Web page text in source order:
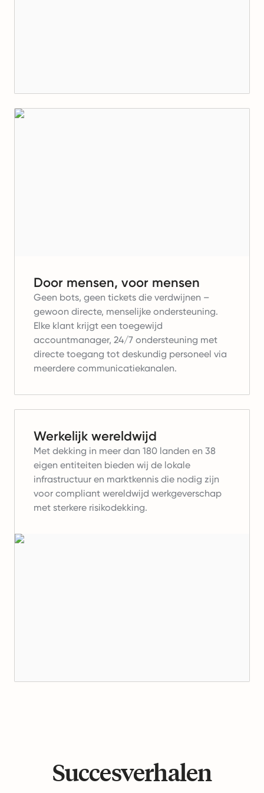
Door mensen, voor mensen
Geen bots, geen tickets die verdwijnen –
gewoon directe, menselijke ondersteuning.
Elke klant krijgt een toegewijd
accountmanager, 24/7 ondersteuning met
directe toegang tot deskundig personeel via
meerdere communicatiekanalen.
Werkelijk wereldwijd
Met dekking in meer dan 180 landen en 38
eigen entiteiten bieden wij de lokale
infrastructuur en marktkennis die nodig zijn
voor compliant wereldwijd werkgeverschap
met sterkere risikodekking.
Succesverhalen